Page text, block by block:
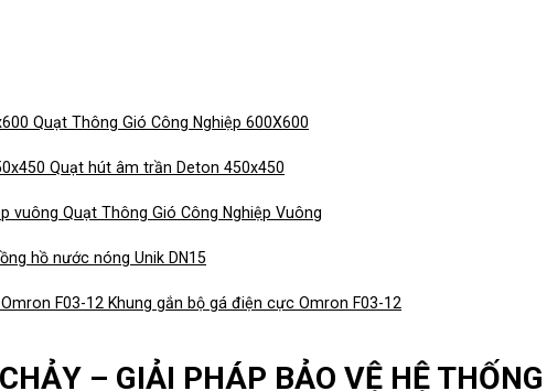
Quạt Thông Gió Công Nghiệp 600X600
Quạt hút âm trần Deton 450x450
Quạt Thông Gió Công Nghiệp Vuông
hồ nước nóng Unik DN15
Khung gắn bộ gá điện cực Omron F03-12
– GIẢI PHÁP BẢO VỆ HỆ